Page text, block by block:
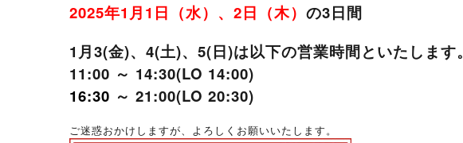
2025年1月1日（水）、2日（木） の3日間
1月3(金)、4(土)、5(日)は以下の営業時間といたします。
11:00 ～ 14:30(LO 14:00)
16:30 ～ 21:00(LO 20:30)
ご迷惑おかけしますが、よろしくお願いいたします。